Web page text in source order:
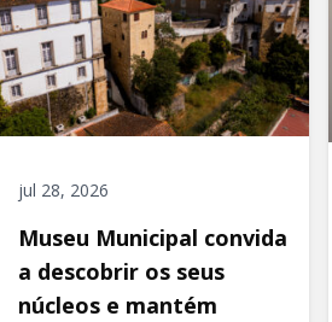
jul 28, 2026
Museu Municipal convida
a descobrir os seus
núcleos e mantém